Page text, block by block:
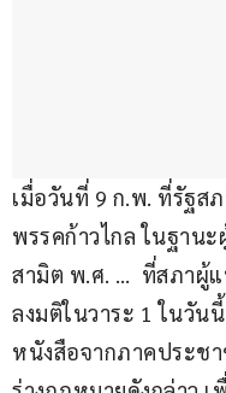
เมื่อวันที่ 9 ก.พ. ที่รัฐส
พรรคก้าวไกล ในฐาน
สามิต พ.ศ. …  ที่สภาผู้
ลงมติในวาระ 1 ในวัน
หนังสือจากภาคประช